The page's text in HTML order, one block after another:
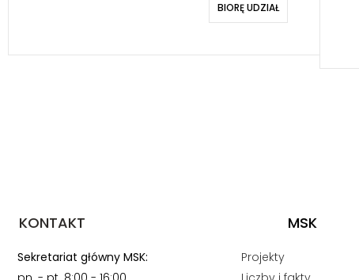
BIORĘ UDZIAŁ
KONTAKT MSK
Sekretariat główny MSK:
Projekty